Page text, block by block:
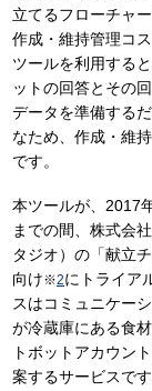
立てるフローチャ
作成・維持管理コ
ツールを利用する
ットの回答とその
データを準備する
なため、作成・維
です。
本ツールが、2017
までの間、株式会
タジオ）の「献立
向け※2にトライア
スはコミュニケー
が冷蔵庫にある食
トボットアカウン
案するサービスで